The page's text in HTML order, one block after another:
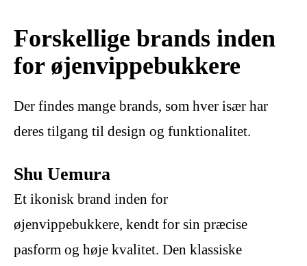
Forskellige brands inden
for øjenvippebukkere
Der findes mange brands, som hver især har
deres tilgang til design og funktionalitet.
Shu Uemura
Et ikonisk brand inden for
øjenvippebukkere, kendt for sin præcise
pasform og høje kvalitet. Den klassiske